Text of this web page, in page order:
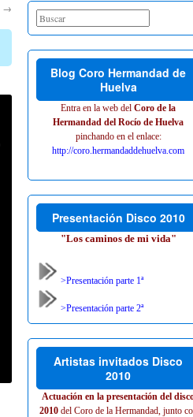
→
Blog Coro Hermandad de
Huelva
Entra en la web del Coro de la
Hermandad del Rocío de Huelva
pinchando en el enlace:
http://coro.hermandaddehuelva.com
Presentación Disco 2010
"Los caminos de mi vida"
>Presentación parte 1ª
>Presentación parte 2ª
Artistas invitados Disco
2010
Actuación en la presentación del
2010del Coro de la Hermandad, junto